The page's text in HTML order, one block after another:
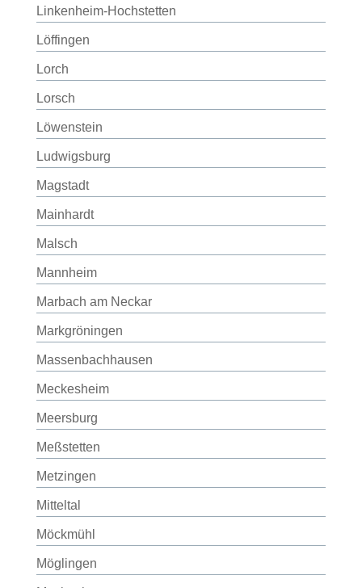
Linkenheim-Hochstetten
Löffingen
Lorch
Lorsch
Löwenstein
Ludwigsburg
Magstadt
Mainhardt
Malsch
Mannheim
Marbach am Neckar
Markgröningen
Massenbachhausen
Meckesheim
Meersburg
Meßstetten
Metzingen
Mitteltal
Möckmühl
Möglingen